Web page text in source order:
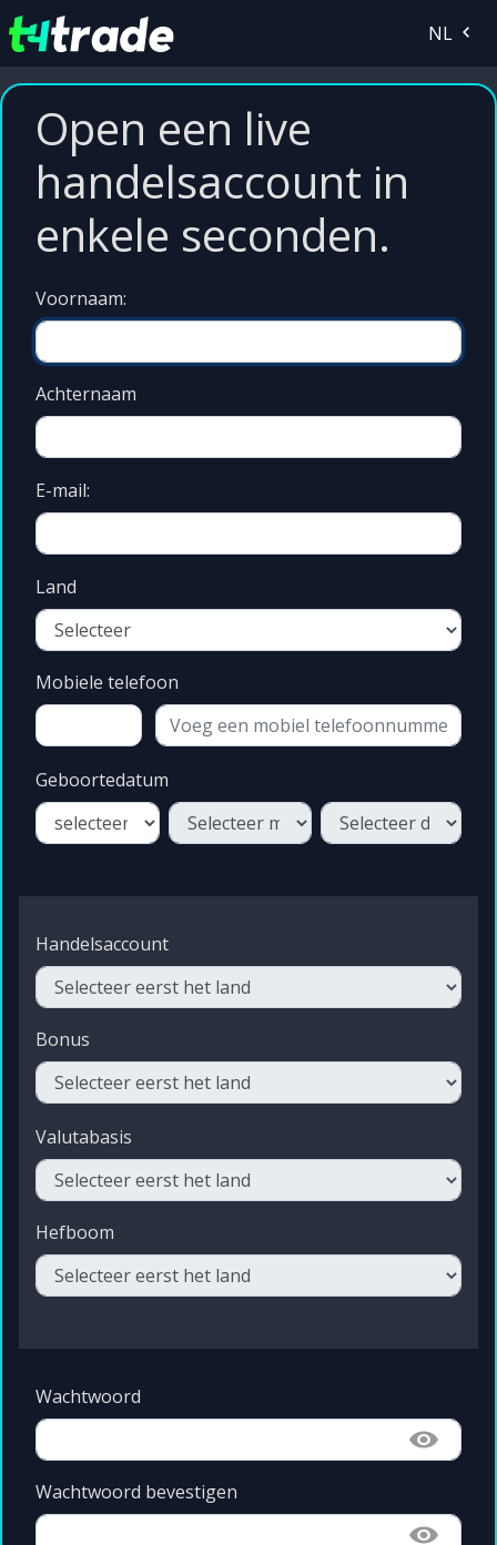
NL
Open een live
handelsaccount in
enkele seconden.
Voornaam:
Achternaam
E-mail:
Land
Mobiele telefoon
Geboortedatum
Handelsaccount
Bonus
Valutabasis
Hefboom
Wachtwoord
Wachtwoord bevestigen